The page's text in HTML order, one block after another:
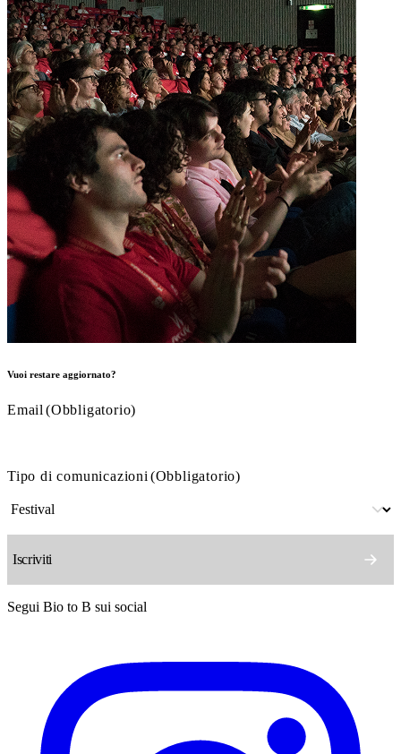
Vuoi restare aggiornato?
Email (Obbligatorio)
Tipo di comunicazioni (Obbligatorio)
Segui Bio to B sui social